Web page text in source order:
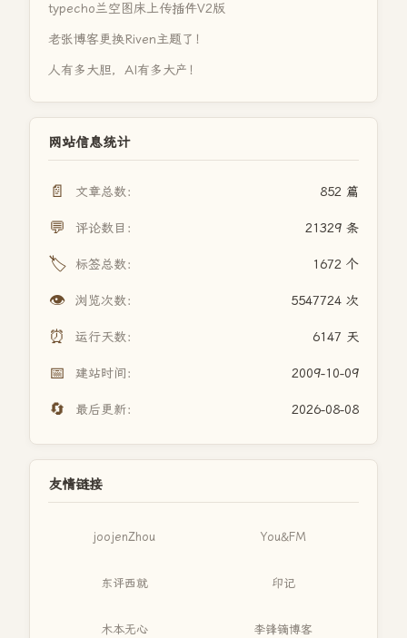
typecho兰空图床上传插件V2版
老张博客更换Riven主题了！
人有多大胆，AI有多大产！
网站信息统计
📄 文章总数： 852 篇
💬 评论数目： 21329 条
🏷️ 标签总数： 1672 个
👁️ 浏览次数： 5547724 次
⏰ 运行天数： 6147 天
📅 建站时间： 2009-10-09
🔄 最后更新： 2026-08-08
友情链接
joojenZhou You&FM
东评西就 印记
木本无心 李锋镝博客